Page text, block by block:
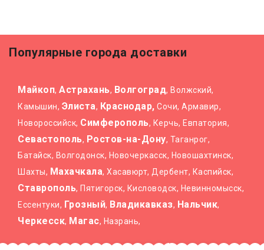
Популярные города доставки
Майкоп, Астрахань, Волгоград, Волжский,
Камышин, Элиста, Краснодар, Сочи, Армавир,
Новороссийск, Симферополь, Керчь, Евпатория,
Севастополь, Ростов-на-Дону, Таганрог,
Батайск, Волгодонск, Новочеркасск, Новошахтинск,
Шахты, Махачкала, Хасавюрт, Дербент, Каспийск,
Ставрополь, Пятигорск, Кисловодск, Невинномысск,
Ессентуки, Грозный, Владикавказ, Нальчик,
Черкесск, Магас, Назрань,